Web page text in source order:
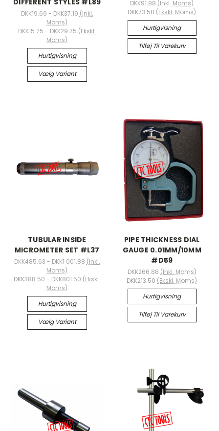
DIFFERENT STYLES #L89
DKK19.69 - DKK37.19 (Inkl.
Moms)
DKK15.75 - DKK29.75 (Ekskl.
Moms)
Hurtigvisning
Vælg Variant
DKK91.88 (Inkl. Moms)
DKK73.50 (Ekskl. Moms)
Hurtigvisning
Tilføj Til Varekurv
TUBULAR INSIDE
MICROMETER SET #L37
DKK485.63 - DKK1 001.88 (Inkl.
Moms)
DKK388.50 - DKK801.50 (Ekskl.
Moms)
Hurtigvisning
Vælg Variant
PIPE THICKNESS DIAL
GAUGE 0.01MM/10MM
#D59
DKK266.88 (Inkl. Moms)
DKK213.50 (Ekskl. Moms)
Hurtigvisning
Tilføj Til Varekurv